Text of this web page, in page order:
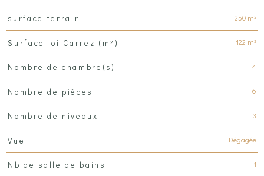
surface terrain 250 m²
Surface loi Carrez (m²) 122 m²
Nombre de chambre(s) 4
Nombre de pièces 6
Nombre de niveaux 3
Vue Dégagée
Nb de salle de bains 1